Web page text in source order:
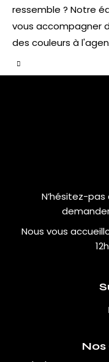
ressemble ? Notre
vous accompagner
des couleurs à
N’hésitez-
Nous vous